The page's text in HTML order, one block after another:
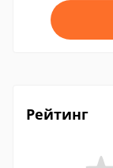
Рейтинг